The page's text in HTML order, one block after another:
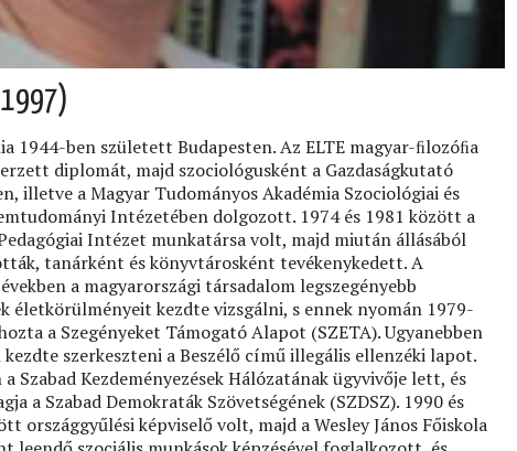
1944-ben született Budapesten. Az ELTE magyar-ﬁlozóﬁa
diplomát, majd szociológusként a Gazdaságkutató
illetve a Magyar Tudományos Akadémia Szociológiai és
Intézetében dolgozott. 1974 és 1981 között a
Intézet munkatársa volt, majd miután állásából
tanárként és könyvtárosként tevékenykedett. A
a magyarországi társadalom legszegényebb
életkörülményeit kezdte vizsgálni, s ennek nyomán 1979-
a Szegényeket Támogató Alapot (SZETA). Ugyanebben
kezdte szerkeszteni a Beszélő című illegális ellenzéki lapot.
Szabad Kezdeményezések Hálózatának ügyvivője lett, és
a Szabad Demokraták Szövetségének (SZDSZ). 1990 és
országgyűlési képviselő volt, majd a Wesley János Főiskola